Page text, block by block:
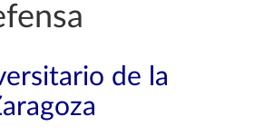
de la